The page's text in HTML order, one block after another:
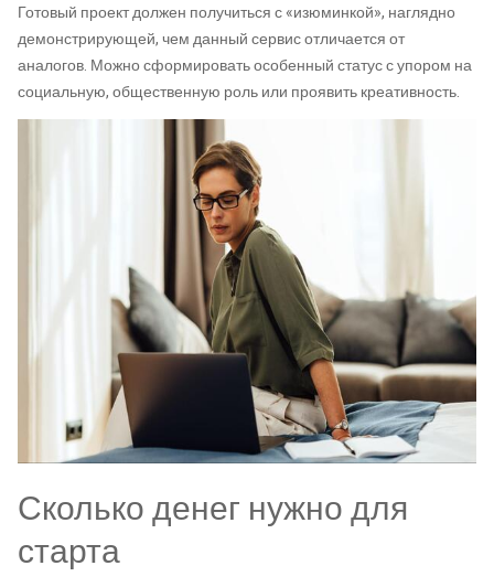
Готовый проект должен получиться с «изюминкой», наглядно
демонстрирующей, чем данный сервис отличается от
аналогов. Можно сформировать особенный статус с упором на
социальную, общественную роль или проявить креативность.
Сколько денег нужно для
старта